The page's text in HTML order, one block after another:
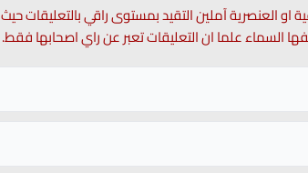
او العنصرية آملين التقيد بمستوى راقي بالتعليقات حيث
السماء علما ان التعليقات تعبر عن راي اصحابها فقط.